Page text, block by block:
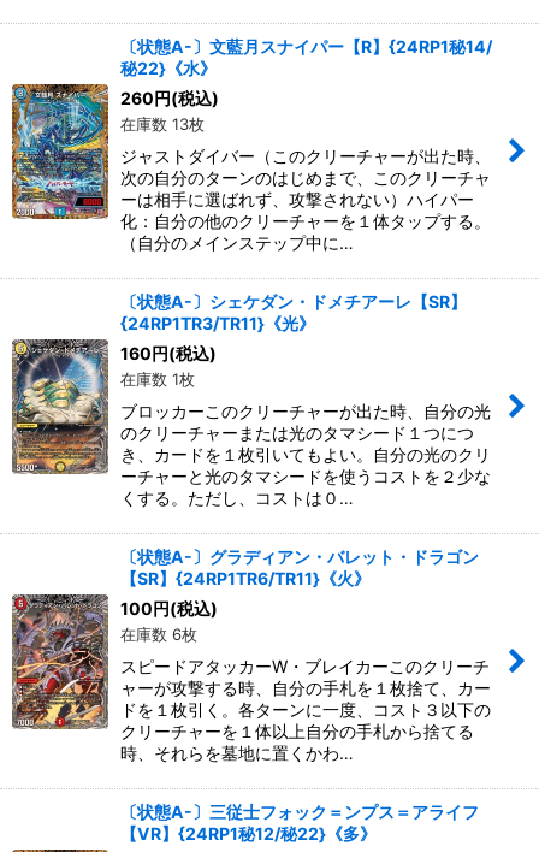
〔状態A-〕文藍月スナイパー【R】{24RP1秘14/
秘22}《水》
260 円(税込)
在庫数 13枚
ジャストダイバー（このクリーチャーが出た時、
次の自分のターンのはじめまで、このクリーチャ
ーは相手に選ばれず、攻撃されない）ハイパー
化：自分の他のクリーチャーを１体タップする。
（自分のメインステップ中に…
〔状態A-〕シェケダン・ドメチアーレ【SR】
{24RP1TR3/TR11}《光》
160 円(税込)
在庫数 1枚
ブロッカーこのクリーチャーが出た時、自分の光
のクリーチャーまたは光のタマシード１つにつ
き、カードを１枚引いてもよい。自分の光のクリ
ーチャーと光のタマシードを使うコストを２少な
くする。ただし、コストは０…
〔状態A-〕グラディアン・バレット・ドラゴン
【SR】{24RP1TR6/TR11}《火》
100 円(税込)
在庫数 6枚
スピードアタッカーW・ブレイカーこのクリーチ
ャーが攻撃する時、自分の手札を１枚捨て、カー
ドを１枚引く。各ターンに一度、コスト３以下の
クリーチャーを１体以上自分の手札から捨てる
時、それらを墓地に置くかわ…
〔状態A-〕三従士フォック＝ンプス＝アライフ
【VR】{24RP1秘12/秘22}《多》